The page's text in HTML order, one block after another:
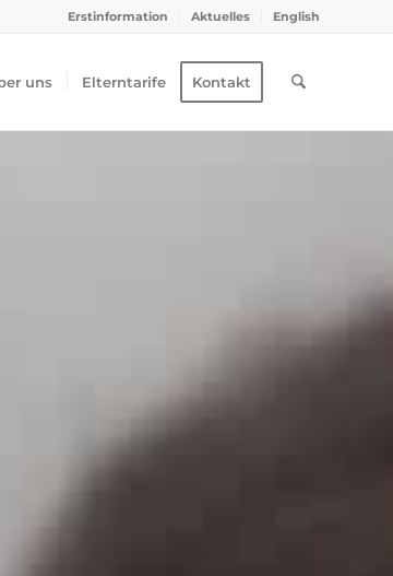
Erstinformation Aktuelles English
uns Elterntarife Kontakt